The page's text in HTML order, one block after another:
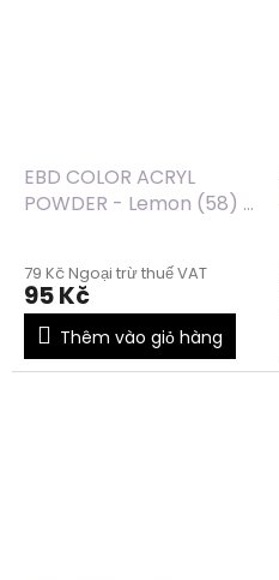
EBD COLOR ACRYL
POWDER - Lemon (58) -
79 Kč Ngoại trừ thuế VAT
95 Kč
Thêm vào giỏ hàng